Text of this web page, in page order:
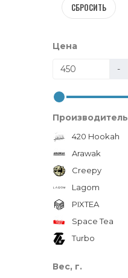
СБРОСИТЬ
Цена
-
Производитель
420 Hookah
Arawak
Creepy
Lagom
PIXTEA
Space Tea
Turbo
Yummy
Вес, г.